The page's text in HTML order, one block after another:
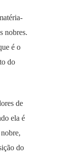
nobres.
é o
do
de
ela é
do